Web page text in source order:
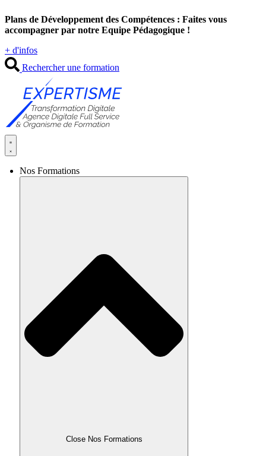
au
contenu
Plans de Développement des Compétences : Faites vous
accompagner par notre Equipe Pédagogique !
+ d'infos
Rechercher une formation
Nos Formations
Close Nos Formations